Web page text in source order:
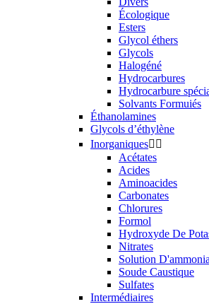
Écologique
Esters
Glycol éthers
Glycols
Halogéné
Hydrocarbures
Hydrocarbure
Solvants Formuiés
Éthanolamines
Glycols d’éthylène
Inorganiques 
Acétates
Acides
Aminoacides
Carbonates
Chlorures
Formol
Hydroxyde De
Nitrates
Solution
Soude Caustique
Sulfates
Intermédiaires